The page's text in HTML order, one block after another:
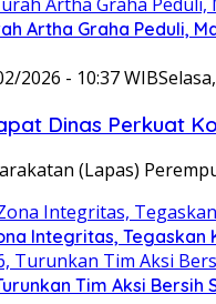
Artha Graha Peduli,
2026 - 10:37 WIB
Dinas Perkuat
(Lapas)
Integritas, Tegaskan
Tim Aksi Bersih